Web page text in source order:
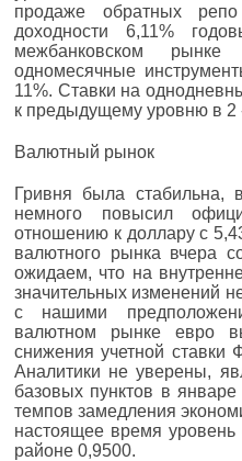
продаже обратных
доходности 6,11%
межбанковском
одномесячные
11%. Ставки на
к предыдущему уровню в 2
Валютный рынок
Гривня была
немного повысил
отношению к доллару с
валютного рынка вчера
ожидаем, что на
значительных изменений
с нашими
валютном рынке евро
снижения учетной
Аналитики не уверены,
базовых пунктов в
темпов замедления
настоящее время уровень
районе 0,9500.